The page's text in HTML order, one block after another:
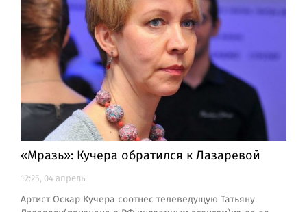
«Мразь»: Кучера обратился к Лазаревой
12:25, 04 апрель
Артист Оскар Кучера соотнес телеведущую Татьяну